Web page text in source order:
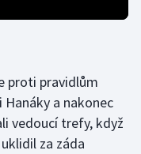
proti pravidlům
a nakonec
vedoucí trefy, když
za záda